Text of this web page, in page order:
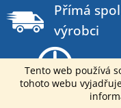
Tento web používá
tohoto webu
p
Přímá
výrobci
Můžeme